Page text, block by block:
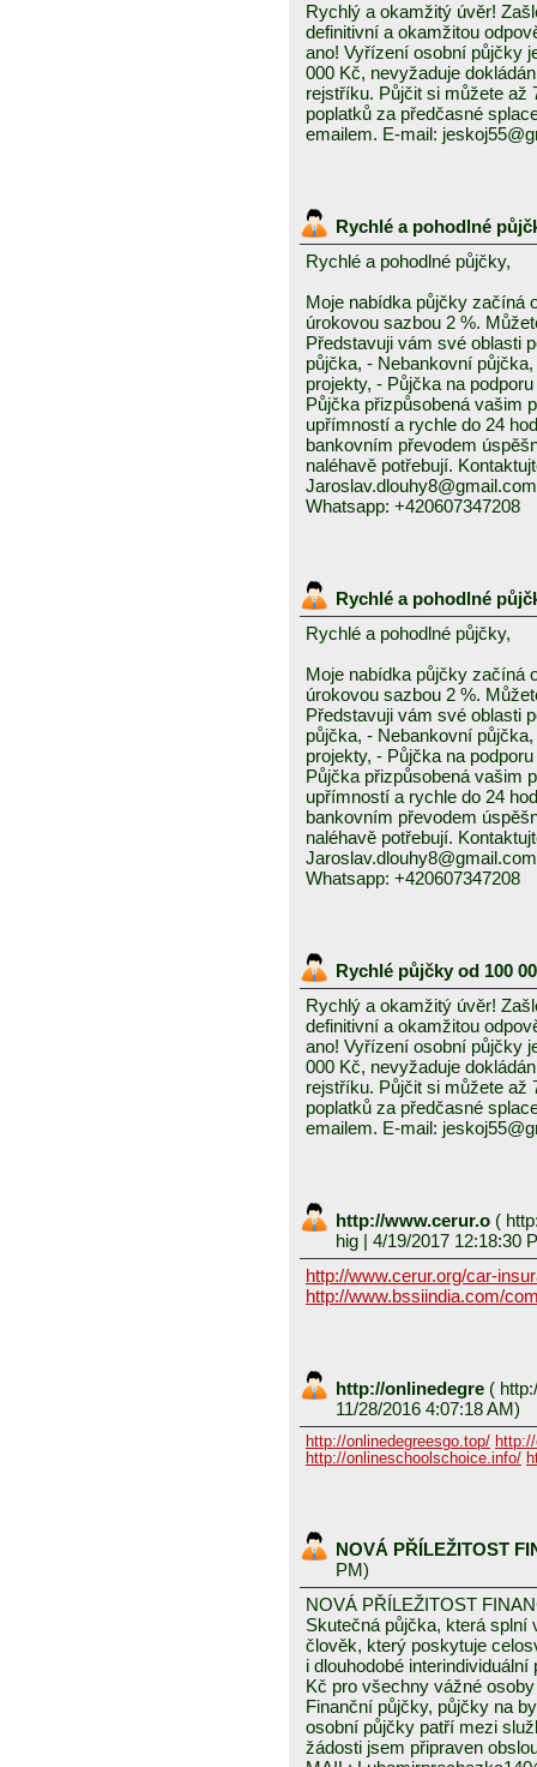
Rychlý a okamžitý úvěr!
definitivní a okamžitou
ano! Vyřízení osobní půjčky
000 Kč, nevyžaduje
rejstříku. Půjčit si můžete až
poplatků za předčasné
emailem. E-mail:
Rychlé a pohodlné
Rychlé a pohodlné půjčky,
Moje nabídka půjčky začíná
úrokovou sazbou 2 %.
Představuji vám své oblasti
půjčka, - Nebankovní
projekty, - Půjčka na
Půjčka přizpůsobená vašim
upřímností a rychle do 24
bankovním převodem
naléhavě potřebují.
Jaroslav.dlouhy8@gmail.com
Whatsapp: +420607347208
Rychlé a pohodlné
Rychlé a pohodlné půjčky,
Moje nabídka půjčky začíná
úrokovou sazbou 2 %.
Představuji vám své oblasti
půjčka, - Nebankovní
projekty, - Půjčka na
Půjčka přizpůsobená vašim
upřímností a rychle do 24
bankovním převodem
naléhavě potřebují.
Jaroslav.dlouhy8@gmail.com
Whatsapp: +420607347208
Rychlé půjčky od 100
Rychlý a okamžitý úvěr!
definitivní a okamžitou
ano! Vyřízení osobní půjčky
000 Kč, nevyžaduje
rejstříku. Půjčit si můžete až
poplatků za předčasné
emailem. E-mail:
http://www.cerur.o (
hig | 4/19/2017 12:18:30
http://www.cerur.org/car-
http://www.bssiindia.com/
http://onlinedegre (
11/28/2016 4:07:18 AM)
http://onlinedegreesgo.top/
http://onlineschoolschoice.info/
NOVÁ PŘÍLEŽITOST
PM)
NOVÁ PŘÍLEŽITOST
Skutečná půjčka, která
člověk, který poskytuje
i dlouhodobé
Kč pro všechny vážné
Finanční půjčky, půjčky na
osobní půjčky patří mezi
žádosti jsem připraven